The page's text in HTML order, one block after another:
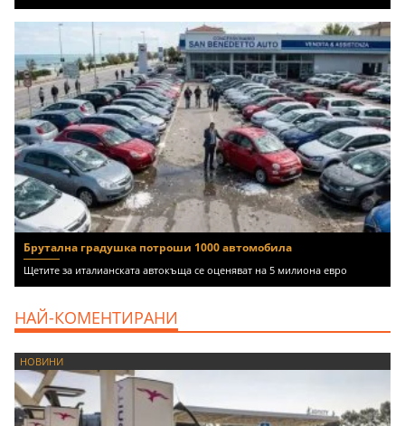
Брутална градушка потроши 1000 автомобила
Щетите за италианската автокъща се оценяват на 5 милиона евро
НАЙ-КОМЕНТИРАНИ
НОВИНИ